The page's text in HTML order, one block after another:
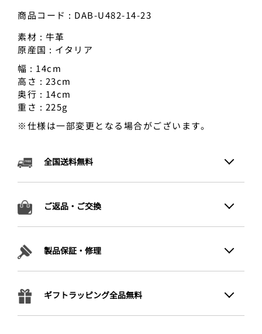
商品コード : DAB-U482-14-23
素材 : 牛革
原産国 : イタリア
幅 : 14cm
高さ : 23cm
奥行 : 14cm
重さ : 225g
※仕様は一部変更となる場合がございます。
全国送料無料
ご返品・ご交換
製品保証・修理
ギフトラッピング全品無料